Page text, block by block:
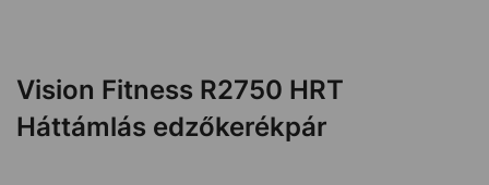
Vision Fitness R2750 HRT
Háttámlás edzőkerékpár